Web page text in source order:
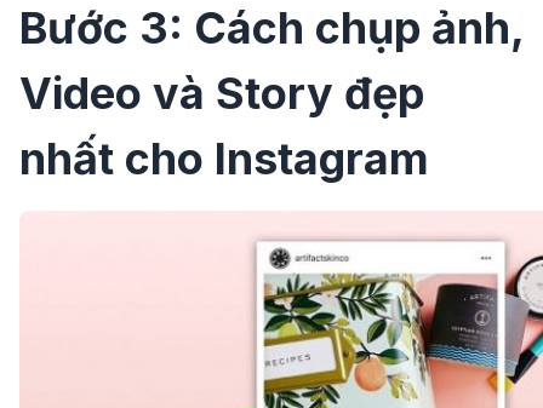
Bước 3: Cách chụp ảnh,
Video và Story đẹp
nhất cho Instagram